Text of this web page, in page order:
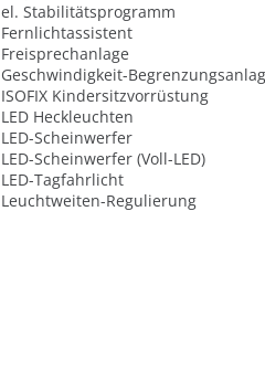
el. Stabilitätsprogramm
Fernlichtassistent
Freisprechanlage
Geschwindigkeit-
ISOFIX Kindersitzvorrüstung
LED Heckleuchten
LED-Scheinwerfer
LED-Scheinwerfer (Voll-LED)
LED-Tagfahrlicht
Leuchtweiten-Regulierung